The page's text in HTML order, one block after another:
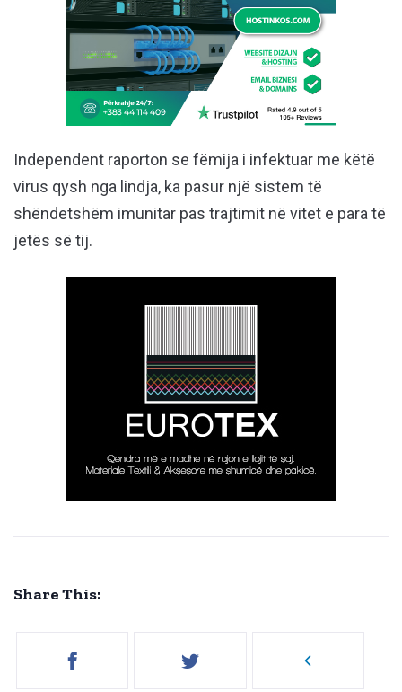
Independent raporton se fëmija i infektuar me këtë
virus qysh nga lindja, ka pasur një sistem të
shëndetshëm imunitar pas trajtimit në vitet e para të
jetës së tij.
Share This: